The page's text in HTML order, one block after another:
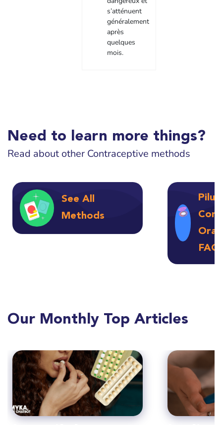
s’atténuent
généralement
après
quelques
mois.
Need to learn more things?
Read about other Contraceptive methods
See All
Methods
Our Monthly Top Articles